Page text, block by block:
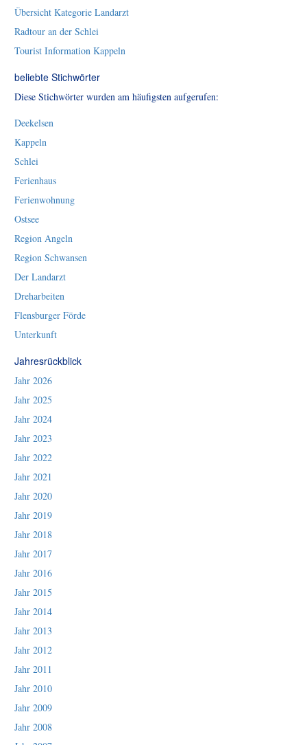
Übersicht Kategorie Landarzt
Radtour an der Schlei
Tourist Information Kappeln
beliebte Stichwörter
Diese Stichwörter wurden am häufigsten aufgerufen:
Deekelsen
Kappeln
Schlei
Ferienhaus
Ferienwohnung
Ostsee
Region Angeln
Region Schwansen
Der Landarzt
Dreharbeiten
Flensburger Förde
Unterkunft
Jahresrückblick
Jahr 2026
Jahr 2025
Jahr 2024
Jahr 2023
Jahr 2022
Jahr 2021
Jahr 2020
Jahr 2019
Jahr 2018
Jahr 2017
Jahr 2016
Jahr 2015
Jahr 2014
Jahr 2013
Jahr 2012
Jahr 2011
Jahr 2010
Jahr 2009
Jahr 2008